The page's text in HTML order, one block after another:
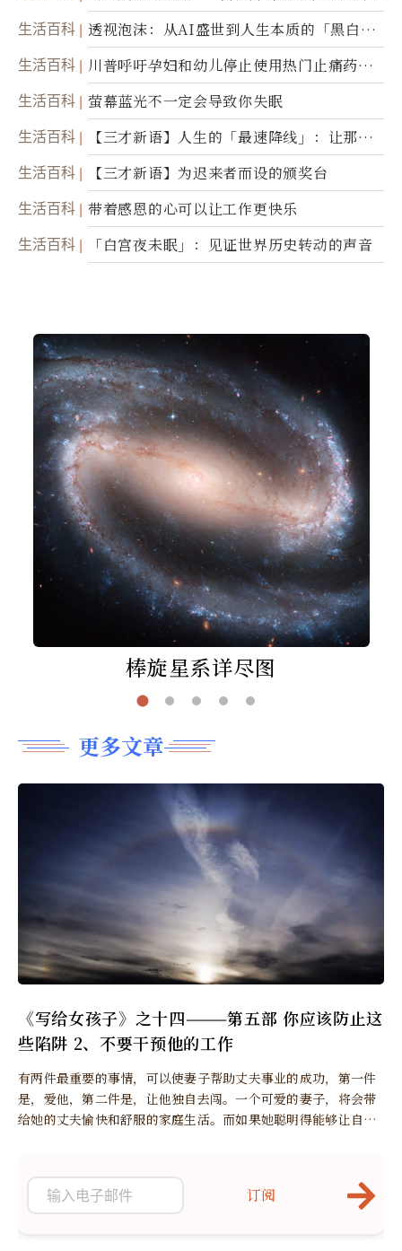
省思
生活百科
透视泡沫：从AI盛世到人生本质的「黑白一
瞬」
生活百科
川普呼吁孕妇和幼儿停止使用热门止痛药泰
诺
生活百科 萤幕蓝光不一定会导致你失眠
生活百科
【三才新语】人生的「最速降线」：让那道
光，带你滑向自己
生活百科 【三才新语】为迟来者而设的颁奖台
生活百科 带着感恩的心可以让工作更快乐
生活百科 「白宫夜未眠」：见证世界历史转动的声音
棒旋星系详尽图
更多文章
《写给女孩子》之十四———第五部 你应该防止这
些陷阱 2、不要干预他的工作
有两件最重要的事情，可以使妻子帮助丈夫事业的成功，第一件
是，爱他，第二件是，让他独自去闯。一个可爱的妻子，将会带
给她的丈夫愉快和舒服的家庭生活。而如果她聪明得能够让自己
订阅